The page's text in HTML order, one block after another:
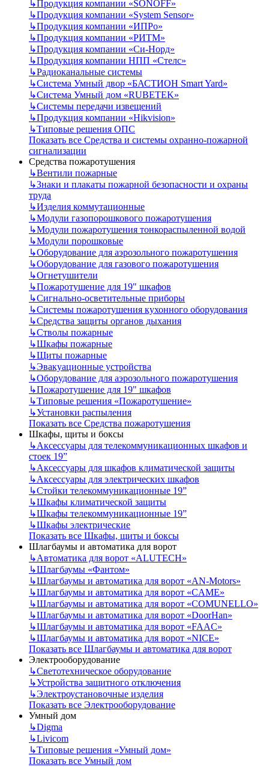
↳Продукция компании «SONOFF»
↳Продукция компании «System Sensor»
↳Продукция компании «ИПРо»
↳Продукция компании «РИТМ»
↳Продукция компании «Си-Норд»
↳Продукция компании НПП «Стелс»
↳Радиоканальные системы
↳Система Умный двор «БАСТИОН Smart Yard»
↳Система Умный дом «RUBETEK»
↳Системы передачи извещений
↳Продукция компании «Hikvision»
↳Типовые решения ОПС
Показать все Средства и системы охранно-пожарной
сигнализации
Средства пожаротушения
↳Вентили пожарные
↳Знаки и плакаты пожарной безопасности и охраны
труда
↳Изделия коммутационные
↳Модули газопорошкового пожаротушения
↳Модули пожаротушения тонкораспыленной водой
↳Модули порошковые
↳Оборудование для аэрозольного пожаротушения
↳Оборудование для газового пожаротушения
↳Огнетушители
↳Пожаротушение для 19" шкафов
↳Сигнально-осветительные приборы
↳Системы пожаротушения кухонного оборудования
↳Средства защиты органов дыхания
↳Стволы пожарные
↳Шкафы пожарные
↳Щиты пожарные
↳Эвакуационные устройства
↳Оборудование для аэрозольного пожаротушения
↳Пожаротушение для 19" шкафов
↳Типовые решения «Пожаротушение»
↳Установки распыления
Показать все Средства пожаротушения
Шкафы, щиты и боксы
↳Аксессуары для телекоммуникационных шкафов и
стоек 19”
↳Аксессуары для шкафов климатической защиты
↳Аксессуары для электрических шкафов
↳Стойки телекоммуникационные 19”
↳Шкафы климатической защиты
↳Шкафы телекоммуникационные 19”
↳Шкафы электрические
Показать все Шкафы, щиты и боксы
Шлагбаумы и автоматика для ворот
↳Автоматика для ворот «ALUTECH»
↳Шлагбаумы «Фантом»
↳Шлагбаумы и автоматика для ворот «AN-Motors»
↳Шлагбаумы и автоматика для ворот «CAME»
↳Шлагбаумы и автоматика для ворот «COMUNELLO»
↳Шлагбаумы и автоматика для ворот «DoorHan»
↳Шлагбаумы и автоматика для ворот «FAAC»
↳Шлагбаумы и автоматика для ворот «NICE»
Показать все Шлагбаумы и автоматика для ворот
Электрооборудование
↳Светотехническое оборудование
↳Устройства защитного отключения
↳Электроустановочные изделия
Показать все Электрооборудование
Умный дом
↳Digma
↳Livicom
↳Типовые решения «Умный дом»
Показать все Умный дом